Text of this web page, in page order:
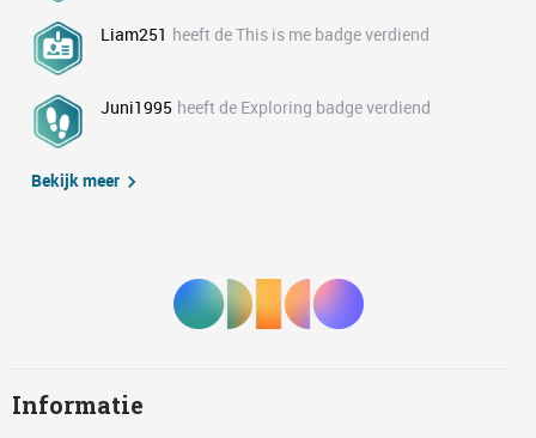
Liam251 heeft de This is me badge verdiend
Juni1995 heeft de Exploring badge verdiend
Bekijk meer
Informatie